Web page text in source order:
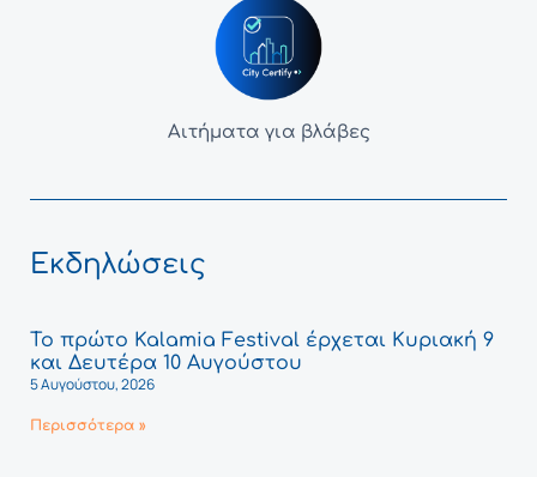
Αιτήματα για βλάβες
Εκδηλώσεις
Το πρώτο Kalamia Festival έρχεται Κυριακή 9
και Δευτέρα 10 Αυγούστου
5 Αυγούστου, 2026
Περισσότερα »